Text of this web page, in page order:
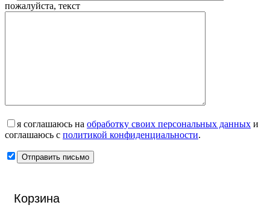
пожалуйста, текст
я соглашаюсь на обработку своих персональных данных и
соглашаюсь с политикой конфиденциальности.
Корзина